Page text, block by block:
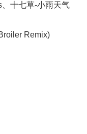
十七草-小雨天气
Remix)